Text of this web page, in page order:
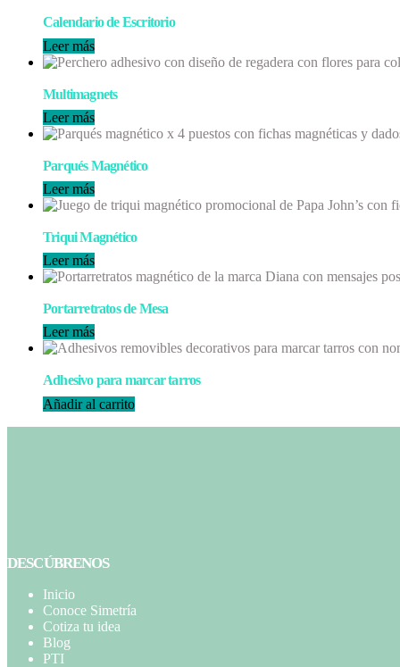
Calendario de Escritorio
Leer más
Multimagnets
Leer más
Parqués Magnético
Leer más
Triqui Magnético
Leer más
Portarretratos de Mesa
Leer más
Adhesivo para marcar tarros
Añadir al carrito
DESCÚBRENOS
Inicio
Conoce Simetría
Cotiza tu idea
Blog
PTI